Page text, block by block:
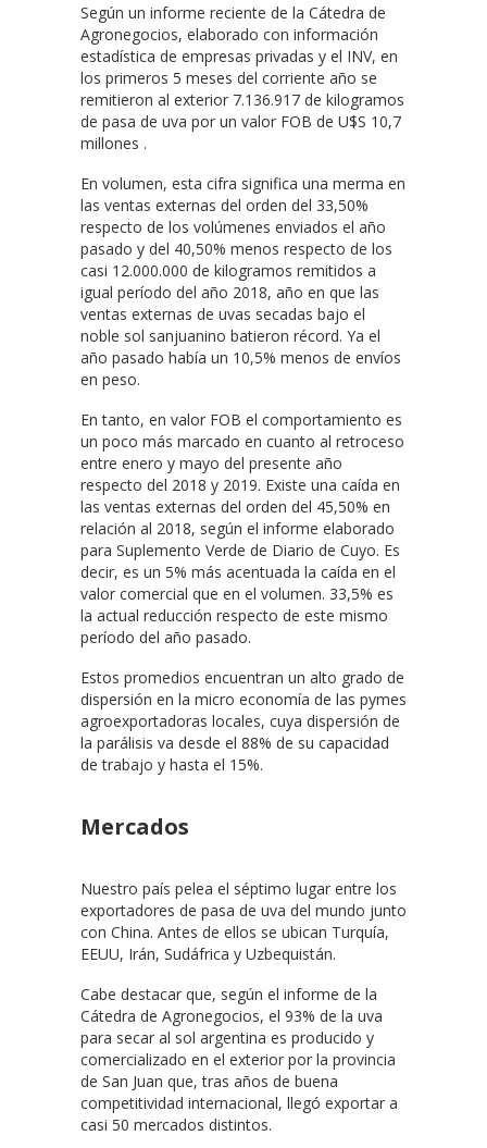
Según un informe reciente de la Cátedra de
Agronegocios, elaborado con información
estadística de empresas privadas y el INV, en
los primeros 5 meses del corriente año se
remitieron al exterior 7.136.917 de kilogramos
de pasa de uva por un valor FOB de U$S 10,7
millones .
En volumen, esta cifra significa una merma en
las ventas externas del orden del 33,50%
respecto de los volúmenes enviados el año
pasado y del 40,50% menos respecto de los
casi 12.000.000 de kilogramos remitidos a
igual período del año 2018, año en que las
ventas externas de uvas secadas bajo el
noble sol sanjuanino batieron récord. Ya el
año pasado había un 10,5% menos de envíos
en peso.
En tanto, en valor FOB el comportamiento es
un poco más marcado en cuanto al retroceso
entre enero y mayo del presente año
respecto del 2018 y 2019. Existe una caída en
las ventas externas del orden del 45,50% en
relación al 2018, según el informe elaborado
para Suplemento Verde de Diario de Cuyo. Es
decir, es un 5% más acentuada la caída en el
valor comercial que en el volumen. 33,5% es
la actual reducción respecto de este mismo
período del año pasado.
Estos promedios encuentran un alto grado de
dispersión en la micro economía de las pymes
agroexportadoras locales, cuya dispersión de
la parálisis va desde el 88% de su capacidad
de trabajo y hasta el 15%.
Mercados
Nuestro país pelea el séptimo lugar entre los
exportadores de pasa de uva del mundo junto
con China. Antes de ellos se ubican Turquía,
EEUU, Irán, Sudáfrica y Uzbequistán.
Cabe destacar que, según el informe de la
Cátedra de Agronegocios, el 93% de la uva
para secar al sol argentina es producido y
comercializado en el exterior por la provincia
de San Juan que, tras años de buena
competitividad internacional, llegó exportar a
casi 50 mercados distintos.